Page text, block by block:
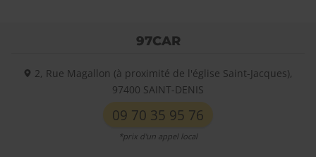
97CAR
2, Rue Magallon (à proximité de l'église Saint-Jacques),
97400 SAINT-DENIS
09 70 35 95 76